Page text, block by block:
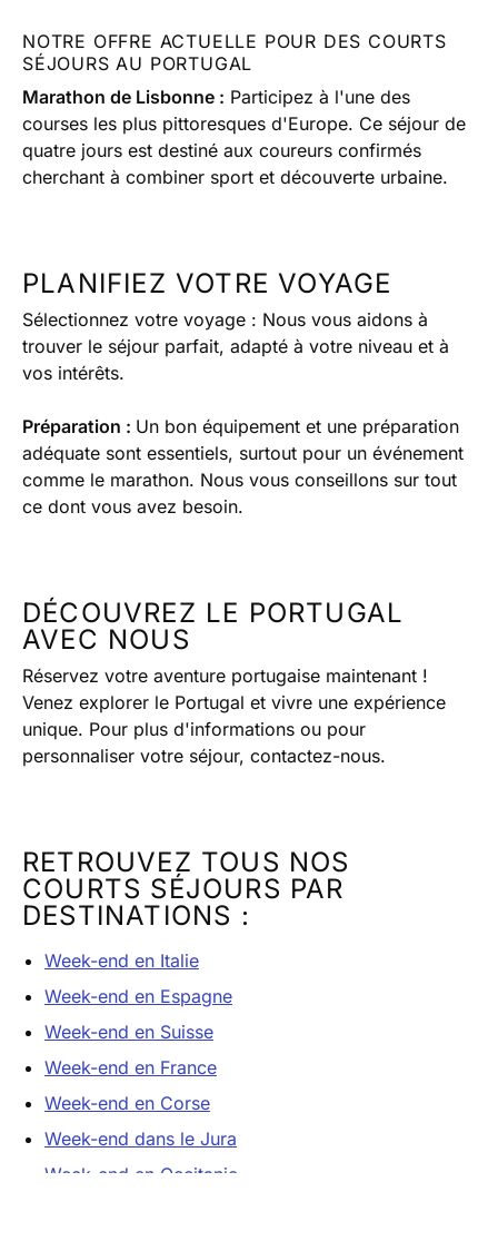
NOTRE OFFRE ACTUELLE POUR DES COURTS
SÉJOURS AU PORTUGAL
Marathon de Lisbonne : Participez à l'une des
courses les plus pittoresques d'Europe. Ce séjour de
quatre jours est destiné aux coureurs confirmés
cherchant à combiner sport et découverte urbaine.
PLANIFIEZ VOTRE VOYAGE
Sélectionnez votre voyage : Nous vous aidons à
trouver le séjour parfait, adapté à votre niveau et à
vos intérêts.
Préparation : Un bon équipement et une préparation
adéquate sont essentiels, surtout pour un événement
comme le marathon. Nous vous conseillons sur tout
ce dont vous avez besoin.
DÉCOUVREZ LE PORTUGAL
AVEC NOUS
Réservez votre aventure portugaise maintenant !
Venez explorer le Portugal et vivre une expérience
unique. Pour plus d'informations ou pour
personnaliser votre séjour, contactez-nous.
RETROUVEZ TOUS NOS
COURTS SÉJOURS PAR
DESTINATIONS :
Week-end en Italie
Week-end en Espagne
Week-end en Suisse
Week-end en France
Week-end en Corse
Week-end dans le Jura
Week-end en Occitanie